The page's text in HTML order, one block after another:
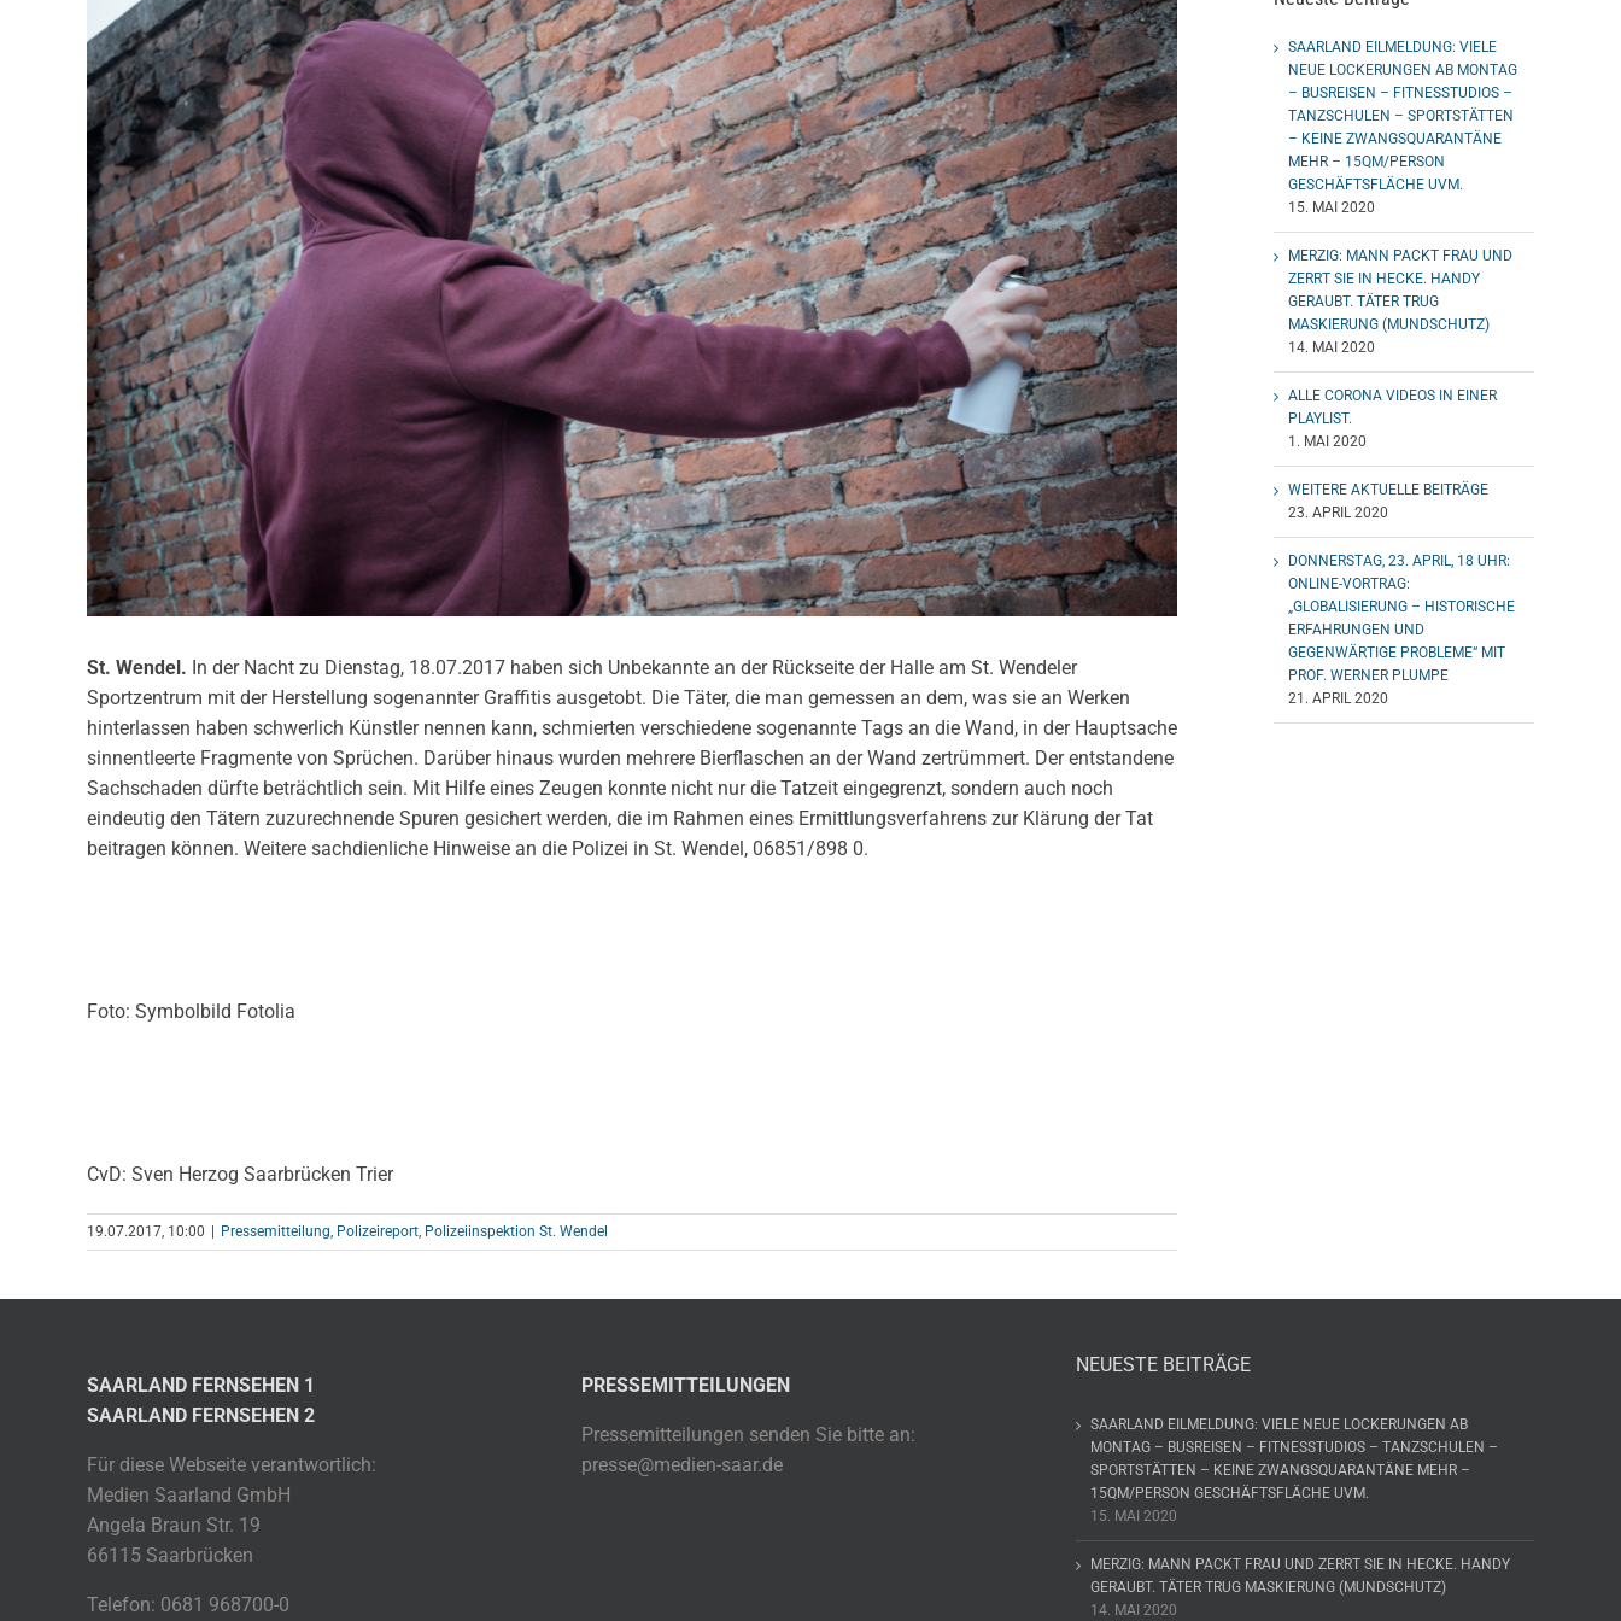
St. Wendel. In der Nacht zu Dienstag, 18.07.2017 haben sich Unbekannte an der Rückseite der Halle am St. Wendeler
Sportzentrum mit der Herstellung sogenannter Graffitis ausgetobt. Die Täter, die man gemessen an dem, was sie an Werken
hinterlassen haben schwerlich Künstler nennen kann, schmierten verschiedene sogenannte Tags an die Wand, in der Hauptsache
sinnentleerte Fragmente von Sprüchen. Darüber hinaus wurden mehrere Bierflaschen an der Wand zertrümmert. Der entstandene
Sachschaden dürfte beträchtlich sein. Mit Hilfe eines Zeugen konnte nicht nur die Tatzeit eingegrenzt, sondern auch noch
eindeutig den Tätern zuzurechnende Spuren gesichert werden, die im Rahmen eines Ermittlungsverfahrens zur Klärung der Tat
beitragen können. Weitere sachdienliche Hinweise an die Polizei in St. Wendel, 06851/898 0.
Foto: Symbolbild Fotolia
CvD: Sven Herzog Saarbrücken Trier
19.07.2017, 10:00 | Pressemitteilung Polizeireport Polizeiinspektion St. Wendel
SAARLAND EILMELDUNG: VIELE
NEUE LOCKERUNGEN AB MONTAG
– BUSREISEN – FITNESSTUDIOS –
TANZSCHULEN – SPORTSTÄTTEN
– KEINE ZWANGSQUARANTÄNE
MEHR – 15QM/PERSON
GESCHÄFTSFLÄCHE UVM.
15. MAI 2020
MERZIG: MANN PACKT FRAU UND
ZERRT SIE IN HECKE. HANDY
GERAUBT. TÄTER TRUG
MASKIERUNG (MUNDSCHUTZ)
14. MAI 2020
ALLE CORONA VIDEOS IN EINER
PLAYLIST.
1. MAI 2020
WEITERE AKTUELLE BEITRÄGE
23. APRIL 2020
DONNERSTAG, 23. APRIL, 18 UHR:
ONLINE-VORTRAG:
„GLOBALISIERUNG – HISTORISCHE
ERFAHRUNGEN UND
GEGENWÄRTIGE PROBLEME“ MIT
PROF. WERNER PLUMPE
21. APRIL 2020
SAARLAND FERNSEHEN 1
SAARLAND FERNSEHEN 2
Für diese Webseite verantwortlich:
Medien Saarland GmbH
Angela Braun Str. 19
66115 Saarbrücken
Telefon: 0681 968700-0
PRESSEMITTEILUNGEN
Pressemitteilungen senden Sie bitte an:
presse@medien-saar.de
NEUESTE BEITRÄGE
SAARLAND EILMELDUNG: VIELE NEUE LOCKERUNGEN AB
MONTAG – BUSREISEN – FITNESSTUDIOS – TANZSCHULEN –
SPORTSTÄTTEN – KEINE ZWANGSQUARANTÄNE MEHR –
15QM/PERSON GESCHÄFTSFLÄCHE UVM.
15. MAI 2020
MERZIG: MANN PACKT FRAU UND ZERRT SIE IN HECKE. HANDY
GERAUBT. TÄTER TRUG MASKIERUNG (MUNDSCHUTZ)
14. MAI 2020